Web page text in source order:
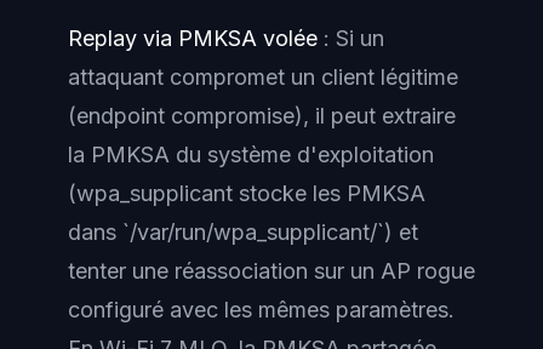
Replay via PMKSA volée : Si un
attaquant compromet un client légitime
(endpoint compromise), il peut extraire
la PMKSA du système d'exploitation
(wpa_supplicant stocke les PMKSA
dans `/var/run/wpa_supplicant/`) et
tenter une réassociation sur un AP rogue
configuré avec les mêmes paramètres.